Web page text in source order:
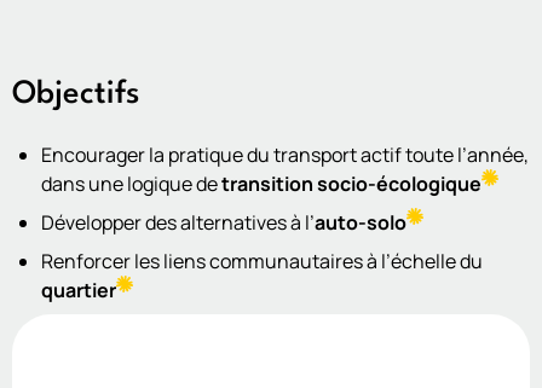
Objectifs
Encourager la pratique du transport actif toute l’année,
dans une logique detransition socio-écologique
Développer des alternatives à l’auto-solo
Renforcer les liens communautaires à l’échelle du
quartier